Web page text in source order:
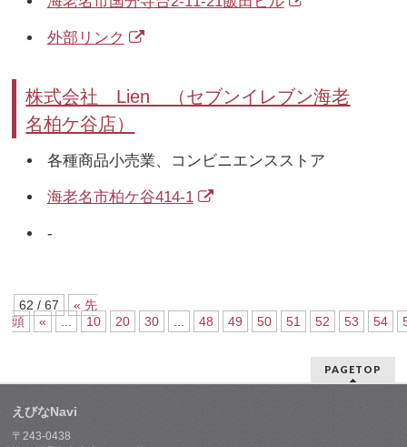
外部リンク
株式会社 Lien （セブンイレブン海老
名柏ケ谷店）
各種商品小売業、コンビニエンスストア
海老名市柏ケ谷414-1
-
62 / 67
« 先
頭
« 10 20 30 48 49 50 51 52 53 54
PAGETOP
えびなNavi
〒243-0438